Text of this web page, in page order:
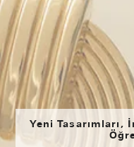
Yeni Tasarımları,